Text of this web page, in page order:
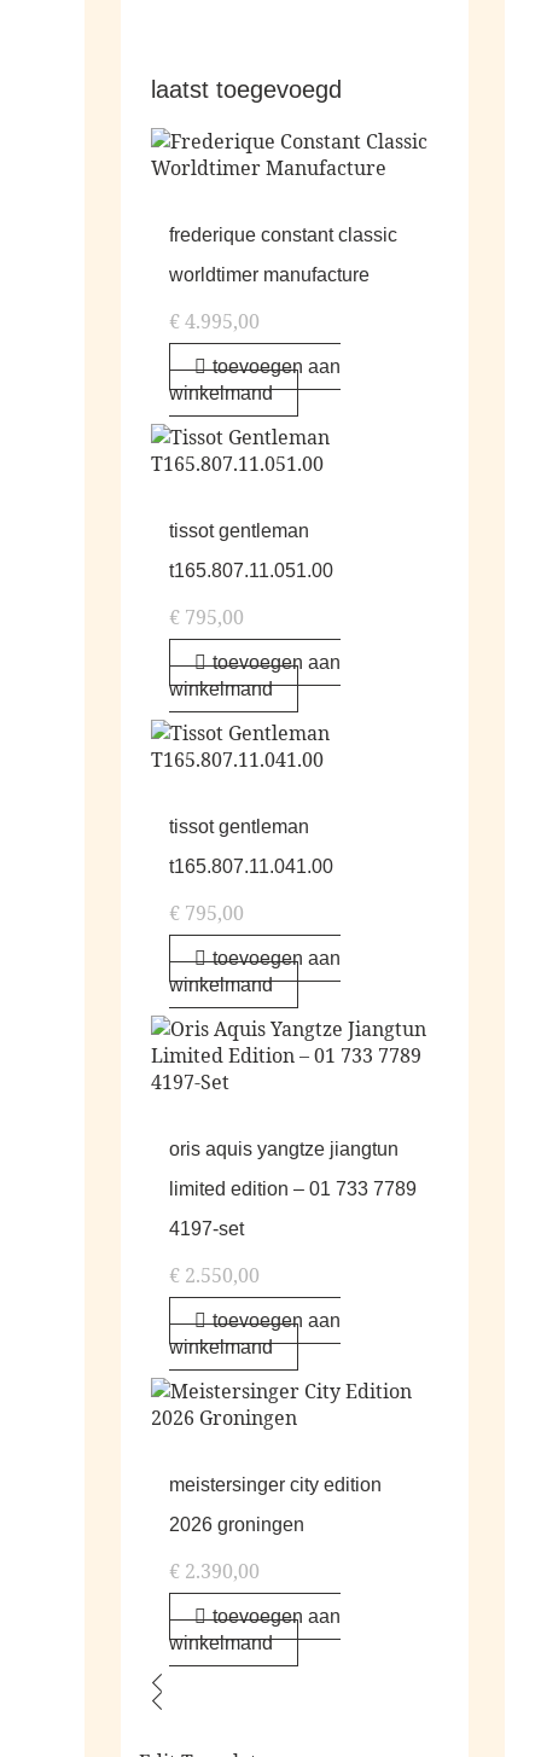
laatst toegevoegd
frederique constant classic
worldtimer manufacture
€4.995,00
toevoegen aan
winkelmand
tissot gentleman
t165.807.11.051.00
€ 795,00
toevoegen aan
winkelmand
tissot gentleman
t165.807.11.041.00
€ 795,00
toevoegen aan
winkelmand
oris aquis yangtze jiangtun
limited edition – 01 733 7789
4197-set
€ 2.550,00
toevoegen aan
winkelmand
meistersinger city edition
2026 groningen
€ 2.390,00
toevoegen aan
winkelmand